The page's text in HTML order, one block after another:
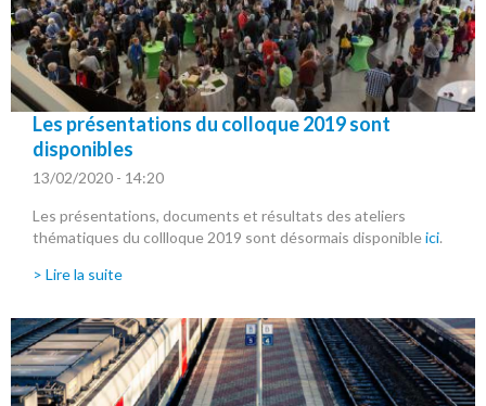
Les présentations du colloque 2019 sont
disponibles
13/02/2020 - 14:20
Les présentations, documents et résultats des ateliers
thématiques du collloque 2019 sont désormais disponibleici.
> Lire la suite